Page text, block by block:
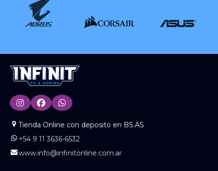
Tienda Online con deposito en BS.AS
+54 9 11 3636-6532
www.info@infinitonline.com.ar